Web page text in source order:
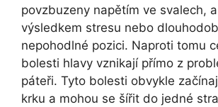
povzbuzeny napětím ve svalech,
výsledkem stresu nebo
nepohodlné pozici. Naproti tomu
bolesti hlavy vznikají přímo z
páteři. Tyto bolesti obvykle
krku a mohou se šířit do jedné